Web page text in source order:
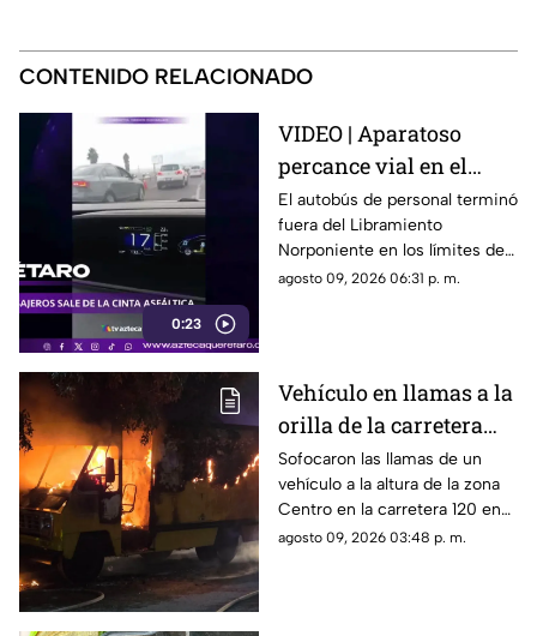
CONTENIDO RELACIONADO
0:23
VIDEO | Aparatoso
percance vial en el
Libramiento
Norponiente involucra
a unidad de transporte
de trabajadores
El autobús de personal terminó
fuera del Libramiento
Norponiente en los límites de
Corregidora y Apaseo El
agosto 09, 2026 06:31 p. m.
Vehículo en llamas a la
orilla de la carretera
120 en Cadereyta
provoca intensa
movilización de rescate
Sofocaron las llamas de un
vehículo a la altura de la zona
Centro en la carretera 120 en
Cadereyta
agosto 09, 2026 03:48 p. m.